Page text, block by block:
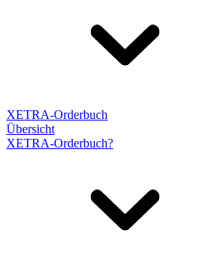
XETRA-Orderbuch
Übersicht
XETRA-Orderbuch?